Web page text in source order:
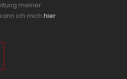
meiner
ich mich hier